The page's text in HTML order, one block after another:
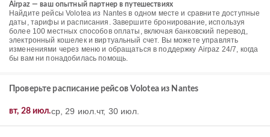
Airpaz — ваш опытный партнер в путешествиях
Найдите рейсы Volotea из Nantes в одном месте и сравните доступные
даты, тарифы и расписания. Завершите бронирование, используя
более 100 местных способов оплаты, включая банковский перевод,
электронный кошелек и виртуальный счет. Вы можете управлять
изменениями через меню и обращаться в поддержку Airpaz 24/7, когда
бы вам ни понадобилась помощь.
Проверьте расписание рейсов Volotea из Nantes
вт, 28 июл.ср, 29 июл.чт, 30 июл.